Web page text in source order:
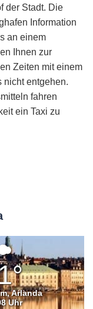
der Stadt. Die
Information
an einem
Ihnen zur
Zeiten mit einem
nicht entgehen.
fahren
ein Taxi zu
Mäßig
bewölkt
Arlanda
Uhr